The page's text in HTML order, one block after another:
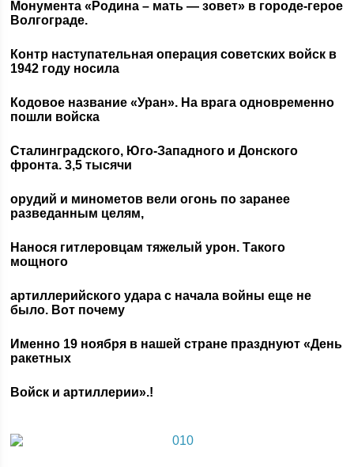
Монумента «Родина – мать — зовет» в городе-герое
Волгограде.
Контр наступательная операция советских войск в
1942 году носила
Кодовое название «Уран». На врага одновременно
пошли войска
Сталинградского, Юго-Западного и Донского
фронта. 3,5 тысячи
орудий и минометов вели огонь по заранее
разведанным целям,
Нанося гитлеровцам тяжелый урон. Такого
мощного
артиллерийского удара с начала войны еще не
было. Вот почему
Именно 19 ноября в нашей стране празднуют «День
ракетных
Войск и артиллерии».!